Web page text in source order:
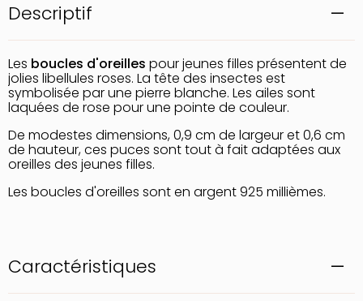
Descriptif
Les boucles d'oreilles pour jeunes filles présentent de
jolies libellules roses. La tête des insectes est
symbolisée par une pierre blanche. Les ailes sont
laquées de rose pour une pointe de couleur.
De modestes dimensions, 0,9 cm de largeur et 0,6 cm
de hauteur, ces puces sont tout à fait adaptées aux
oreilles des jeunes filles.
Les boucles d'oreilles sont en argent 925 millièmes.
Caractéristiques